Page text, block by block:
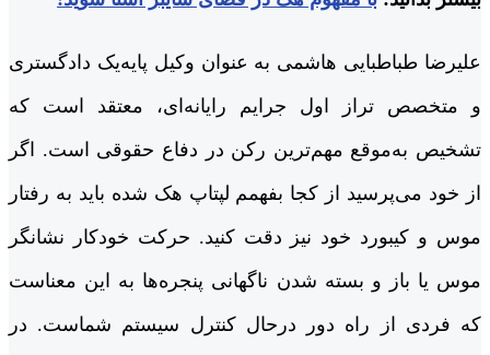
علیرضا طباطبایی هاشمی به عنوان وکیل پایه‌یک دادگستری
و متخصص تراز اول جرایم رایانه‌ای، معتقد است که
تشخیص به‌موقع مهم‌ترین رکن در دفاع حقوقی است. اگر
از خود می‌پرسید از کجا بفهمم لپتاپ هک شده باید به رفتار
موس و کیبورد خود نیز دقت کنید. حرکت خودکار نشانگر
موس یا باز و بسته شدن ناگهانی پنجره‌ها به این معناست
که فردی از راه دور درحال کنترل سیستم شماست. در